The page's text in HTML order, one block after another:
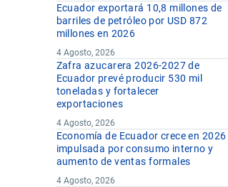
Ecuador exportará 10,8 millones de
barriles de petróleo por USD 872
millones en 2026
4 Agosto, 2026
Zafra azucarera 2026-2027 de
Ecuador prevé producir 530 mil
toneladas y fortalecer
exportaciones
4 Agosto, 2026
Economía de Ecuador crece en 2026
impulsada por consumo interno y
aumento de ventas formales
4 Agosto, 2026